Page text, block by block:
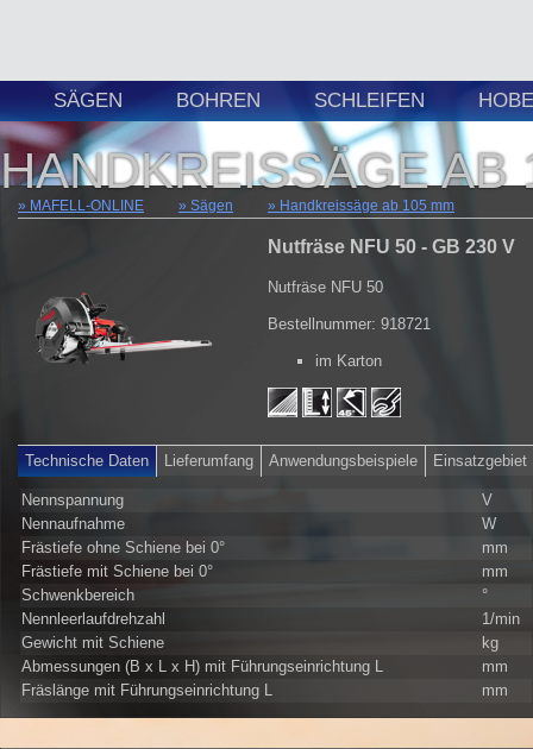
SÄGEN BOHREN SCHLEIFEN
HANDKREISSÄGE AB
MAFELL-ONLINE Sägen Handkreissäge ab 105 mm
Nutfräse NFU 50 - GB 230 V
Nutfräse NFU 50
Bestellnummer: 918721
im Karton
Technische Daten Lieferumfang Anwendungsbeispiele Einsatzgebiet
Nennspannung
V
Nennaufnahme
W
Frästiefe ohne Schiene bei 0°
mm
Frästiefe mit Schiene bei 0°
mm
Schwenkbereich
°
Nennleerlaufdrehzahl
1/min
Gewicht mit Schiene
kg
Abmessungen (B x L x H) mit Führungseinrichtung L
mm
Fräslänge mit Führungseinrichtung L
mm